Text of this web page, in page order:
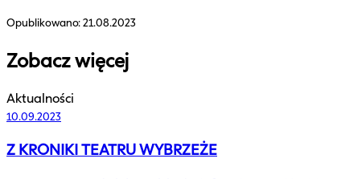
Opublikowano:21.08.2023
Zobacz więcej
Aktualności
10.09.2023
Z KRONIKI TEATRU WYBRZEŻE